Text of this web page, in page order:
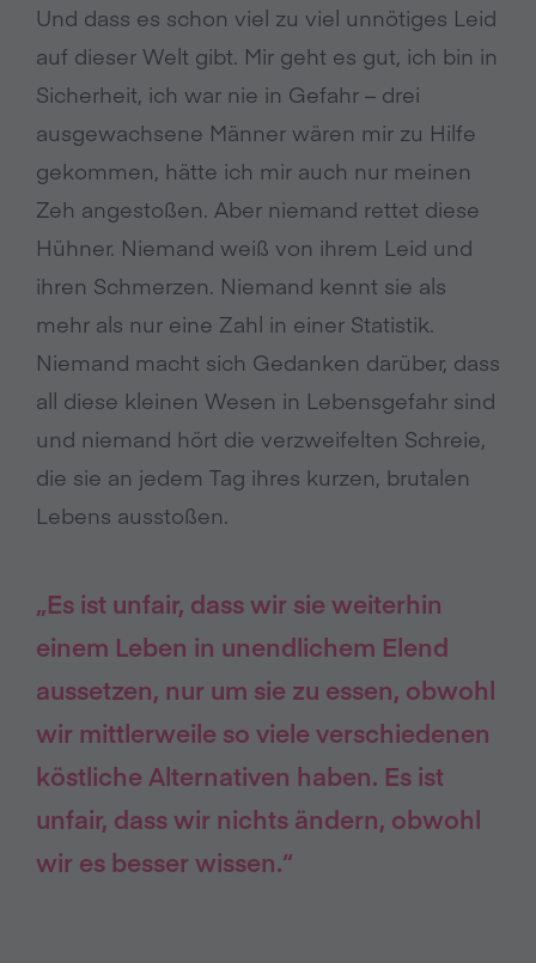
Und dass es schon viel zu viel unnötiges Leid
auf dieser Welt gibt. Mir geht es gut, ich bin in
Sicherheit, ich war nie in Gefahr – drei
ausgewachsene Männer wären mir zu Hilfe
gekommen, hätte ich mir auch nur meinen
Zeh angestoßen. Aber niemand rettet diese
Hühner. Niemand weiß von ihrem Leid und
ihren Schmerzen. Niemand kennt sie als
mehr als nur eine Zahl in einer Statistik.
Niemand macht sich Gedanken darüber, dass
all diese kleinen Wesen in Lebensgefahr sind
und niemand hört die verzweifelten Schreie,
die sie an jedem Tag ihres kurzen, brutalen
Lebens ausstoßen.
„Es ist unfair, dass wir sie weiterhin
einem Leben in unendlichem Elend
aussetzen, nur um sie zu essen, obwohl
wir mittlerweile so viele verschiedenen
köstliche Alternativen haben. Es ist
unfair, dass wir nichts ändern, obwohl
wir es besser wissen.“